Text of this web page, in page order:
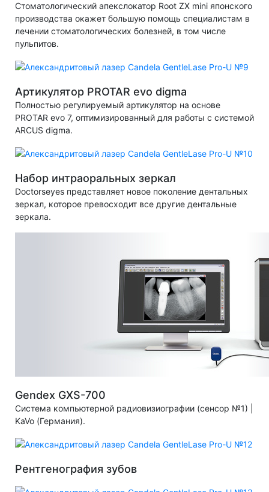
Стоматологический апекслокатор Root ZX mini японского
производства окажет большую помощь специалистам в
лечении стоматологических болезней, в том числе
пульпитов.
Артикулятор PROTAR evo digma
Полностью регулируемый артикулятор на основе
PROTAR evo 7, оптимизированный для работы с системой
ARCUS digma.
Набор интраоральных зеркал
Doctorseyes представляет новое поколение дентальных
зеркал, которое превосходит все другие дентальные
зеркала.
Gendex GXS-700
Система компьютерной радиовизиографии (сенсор №1) |
KaVo (Германия).
Рентгенография зубов